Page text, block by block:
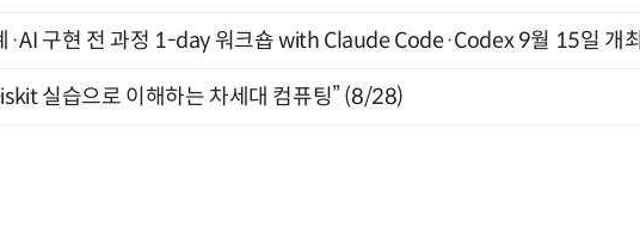
·AI 구현 전 과정 1-day 워크숍 with Claude Code·Codex 9월 15일 개최
실습으로 이해하는 차세대 컴퓨팅” (8/28)